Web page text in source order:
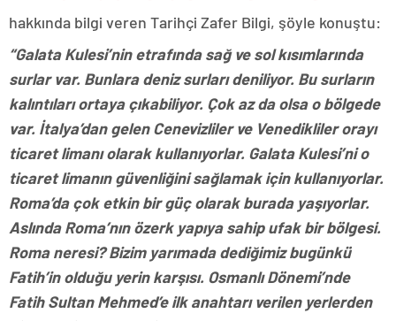
hakkında bilgi veren Tarihçi Zafer Bilgi, şöyle konuştu:
“Galata Kulesi’nin etrafında sağ ve sol kısımlarında
surlar var. Bunlara deniz surları deniliyor. Bu surların
kalıntıları ortaya çıkabiliyor. Çok az da olsa o bölgede
var. İtalya’dan gelen Cenevizliler ve Venedikliler orayı
ticaret limanı olarak kullanıyorlar. Galata Kulesi’ni o
ticaret limanın güvenliğini sağlamak için kullanıyorlar.
Roma’da çok etkin bir güç olarak burada yaşıyorlar.
Aslında Roma’nın özerk yapıya sahip ufak bir bölgesi.
Roma neresi? Bizim yarımada dediğimiz bugünkü
Fatih’in olduğu yerin karşısı. Osmanlı Dönemi’nde
Fatih Sultan Mehmed’e ilk anahtarı verilen yerlerden